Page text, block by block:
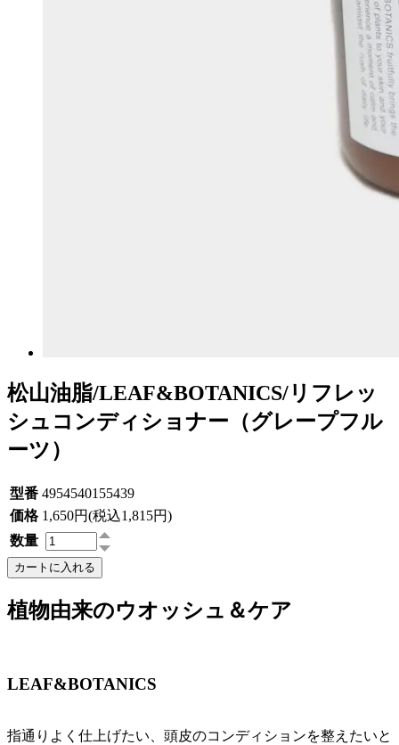
松山油脂/LEAF&BOTANICS/リフレッ
シュコンディショナー（グレープフル
ーツ）
型番 4954540155439
価格 1,650円(税込1,815円)
数量
カートに入れる
植物由来のウオッシュ＆ケア
LEAF&BOTANICS
指通りよく仕上げたい、頭皮のコンディションを整えたいと